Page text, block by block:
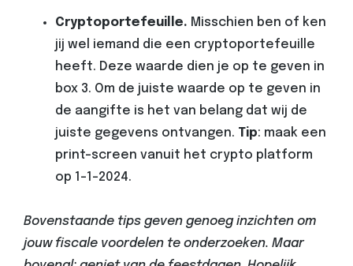
Cryptoportefeuille. Misschien ben of ken
jij wel iemand die een cryptoportefeuille
heeft. Deze waarde dien je op te geven in
box 3. Om de juiste waarde op te geven in
de aangifte is het van belang dat wij de
juiste gegevens ontvangen. Tip: maak een
print-screen vanuit het crypto platform
op 1-1-2024.
Bovenstaande tips geven genoeg inzichten om
jouw fiscale voordelen te onderzoeken. Maar